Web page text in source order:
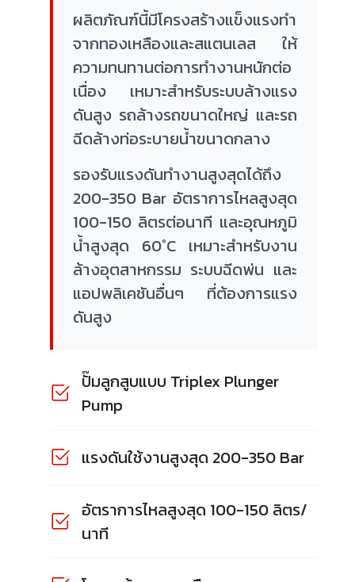
ผลิตภัณฑ์นี้มีโครงสร้างแข็งแรงทำ
จากทองเหลืองและสแตนเลส ให้
ความทนทานต่อการทำงานหนักต่อ
เนื่อง เหมาะสำหรับระบบล้างแรง
ดันสูง รถล้างรถขนาดใหญ่ และรถ
ฉีดล้างท่อระบายน้ำขนาดกลาง
รองรับแรงดันทำงานสูงสุดได้ถึง
200-350 Bar อัตราการไหลสูงสุด
100-150 ลิตรต่อนาที และอุณหภูมิ
น้ำสูงสุด 60°C เหมาะสำหรับงาน
ล้างอุตสาหกรรม ระบบฉีดพ่น และ
แอปพลิเคชันอื่นๆ ที่ต้องการแรง
ดันสูง
ปั๊มลูกสูบแบบ Triplex Plunger
Pump
แรงดันใช้งานสูงสุด 200-350 Bar
อัตราการไหลสูงสุด 100-150 ลิตร/
นาที